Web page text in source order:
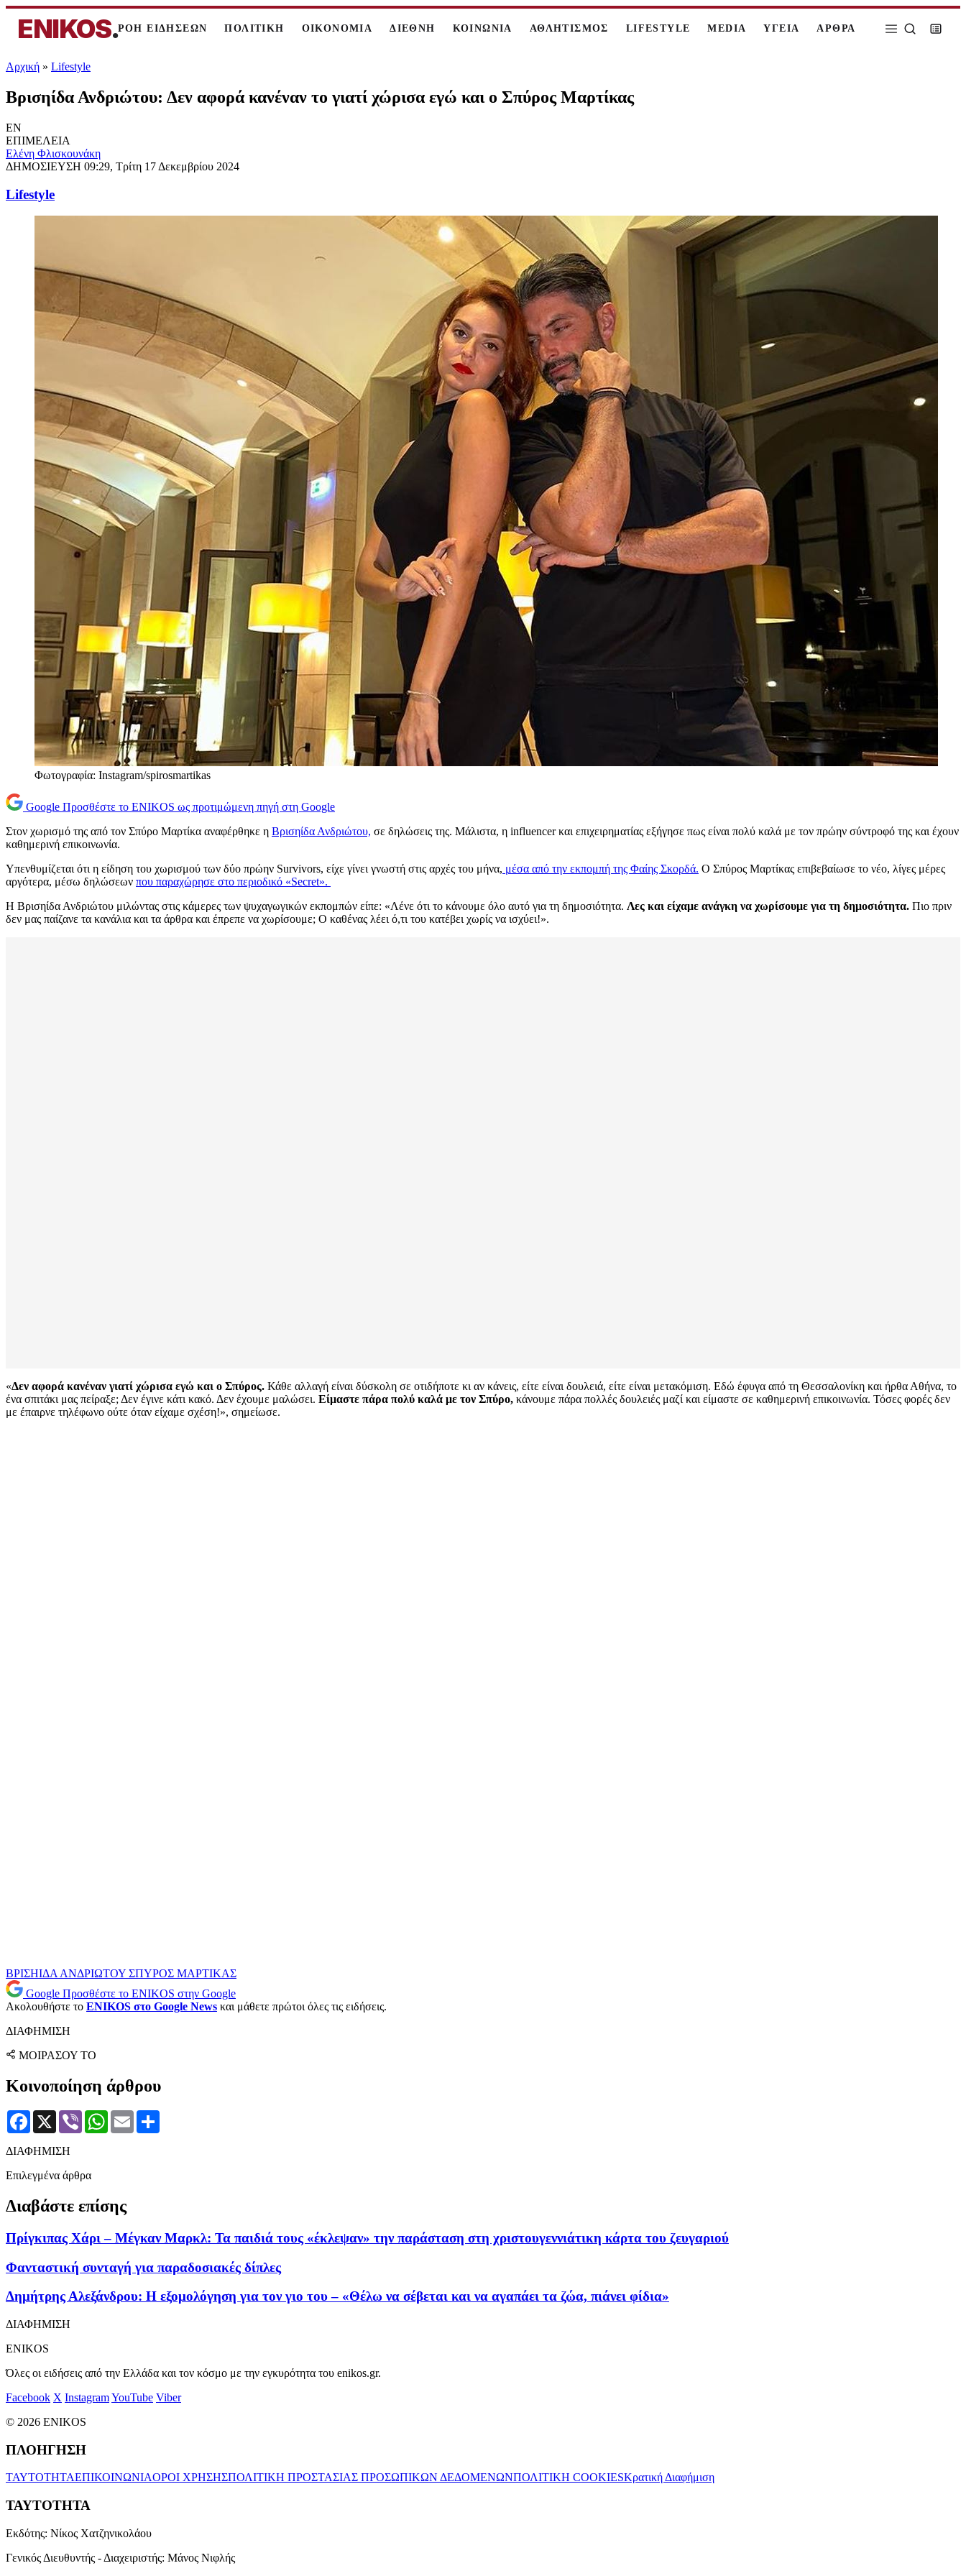
ENIKOS.ΡΟΗ ΕΙΔΗΣΕΩΝ ΠΟΛΙΤΙΚΗ ΟΙΚΟΝΟΜΙΑ ΔΙΕΘΝΗ ΚΟΙΝΩΝΙΑ ΑΘΛΗΤΙΣΜΟΣ LIFESTYLE MEDIA ΥΓΕΙΑ ΑΡΘΡΑ
Αρχική » Lifestyle
Βρισηίδα Ανδριώτου: Δεν αφορά κανέναν το γιατί χώρισα εγώ και ο Σπύρος Μαρτίκας
EN
ΕΠΙΜΕΛΕΙΑ
Ελένη Φλισκουνάκη
ΔΗΜΟΣΙΕΥΣΗ 09:29, Τρίτη 17 Δεκεμβρίου 2024
Lifestyle
Φωτογραφία: Instagram/spirosmartikas
Google Προσθέστε το ENIKOS ως προτιμώμενη πηγή στη Google
Στον χωρισμό της από τον Σπύρο Μαρτίκα αναφέρθηκε η Βρισηίδα Ανδριώτου, σε δηλώσεις της. Μάλιστα, η influencer και επιχειρηματίας εξήγησε πως είναι πολύ καλά με τον πρώην σύντροφό της και έχουν
καθημερινή επικοινωνία.
Υπενθυμίζεται ότι η είδηση του χωρισμού των δύο πρώην Survivors, είχε γίνει γνωστή στις αρχές του μήνα, μέσα από την εκπομπή της Φαίης Σκορδά. Ο Σπύρος Μαρτίκας επιβεβαίωσε το νέο, λίγες μέρες
αργότερα, μέσω δηλώσεων που παραχώρησε στο περιοδικό «Secret».
Η Βρισηίδα Ανδριώτου μιλώντας στις κάμερες των ψυχαγωγικών εκπομπών είπε: «Λένε ότι το κάνουμε όλο αυτό για τη δημοσιότητα. Λες και είχαμε ανάγκη να χωρίσουμε για τη δημοσιότητα. Πιο πριν
δεν μας παίζανε τα κανάλια και τα άρθρα και έπρεπε να χωρίσουμε; Ο καθένας λέει ό,τι του κατέβει χωρίς να ισχύει!».
«Δεν αφορά κανέναν γιατί χώρισα εγώ και ο Σπύρος. Κάθε αλλαγή είναι δύσκολη σε οτιδήποτε κι αν κάνεις, είτε είναι δουλειά, είτε είναι μετακόμιση. Εδώ έφυγα από τη Θεσσαλονίκη και ήρθα Αθήνα, το
ένα σπιτάκι μας πείραξε; Δεν έγινε κάτι κακό. Δεν έχουμε μαλώσει. Είμαστε πάρα πολύ καλά με τον Σπύρο, κάνουμε πάρα πολλές δουλειές μαζί και είμαστε σε καθημερινή επικοινωνία. Τόσες φορές δεν
με έπαιρνε τηλέφωνο ούτε όταν είχαμε σχέση!», σημείωσε.
ΒΡΙΣΗΙΔΑ ΑΝΔΡΙΩΤΟΥ ΣΠΥΡΟΣ ΜΑΡΤΙΚΑΣ
Google Προσθέστε το ENIKOS στην Google
Ακολουθήστε το ENIKOS στο Google News και μάθετε πρώτοι όλες τις ειδήσεις.
ΔΙΑΦΗΜΙΣΗ
ΜΟΙΡΑΣΟΥ ΤΟ
Κοινοποίηση άρθρου
Facebook
X Viber WhatsApp
Email
ΔΙΑΦΗΜΙΣΗ
Επιλεγμένα άρθρα
Διαβάστε επίσης
Πρίγκιπας Χάρι – Μέγκαν Μαρκλ: Τα παιδιά τους «έκλεψαν» την παράσταση στη χριστουγεννιάτικη κάρτα του ζευγαριού
Φανταστική συνταγή για παραδοσιακές δίπλες
Δημήτρης Αλεξάνδρου: Η εξομολόγηση για τον γιο του – «Θέλω να σέβεται και να αγαπάει τα ζώα, πιάνει φίδια»
ΔΙΑΦΗΜΙΣΗ
ENIKOS
Όλες οι ειδήσεις από την Ελλάδα και τον κόσμο με την εγκυρότητα του enikos.gr.
Facebook X InstagramYouTube Viber
© 2026 ENIKOS
ΠΛΟΗΓΗΣΗ
ΤΑΥΤΟΤΗΤΑΕΠΙΚΟΙΝΩΝΙΑΟΡΟΙ ΧΡΗΣΗΣΠΟΛΙΤΙΚΗ ΠΡΟΣΤΑΣΙΑΣ ΠΡΟΣΩΠΙΚΩΝ ΔΕΔΟΜΕΝΩΝΠΟΛΙΤΙΚΗ COOKIESΚρατική Διαφήμιση
ΤΑΥΤΟΤΗΤΑ
Εκδότης: Νίκος Χατζηνικολάου
Γενικός Διευθυντής - Διαχειριστής: Μάνος Νιφλής